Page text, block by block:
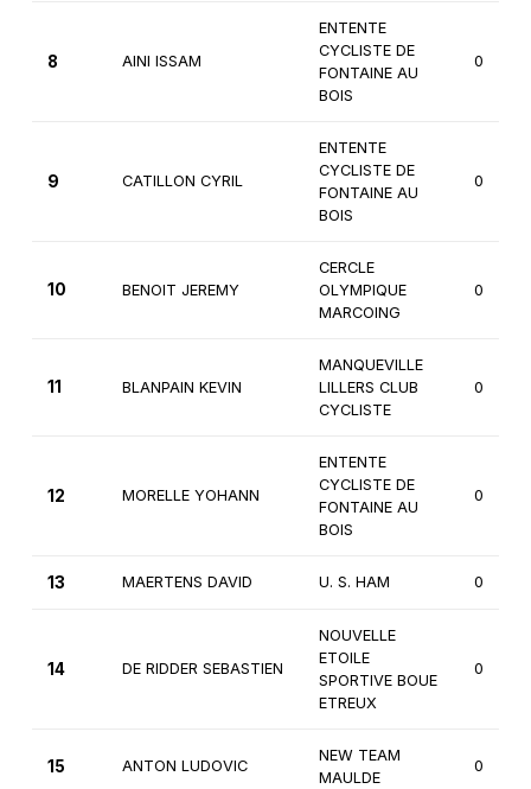
8 AINI ISSAM
ENTENTE
CYCLISTE DE
FONTAINE AU
BOIS
0
9 CATILLON CYRIL
ENTENTE
CYCLISTE DE
FONTAINE AU
BOIS
0
10 BENOIT JEREMY
CERCLE
OLYMPIQUE
MARCOING
0
11 BLANPAIN KEVIN
MANQUEVILLE
LILLERS CLUB
CYCLISTE
0
12 MORELLE YOHANN
ENTENTE
CYCLISTE DE
FONTAINE AU
BOIS
0
13 MAERTENS DAVID U. S. HAM 0
14 DE RIDDER SEBASTIEN
NOUVELLE
ETOILE
SPORTIVE BOUE
ETREUX
0
15 ANTON LUDOVIC
NEW TEAM
MAULDE
0